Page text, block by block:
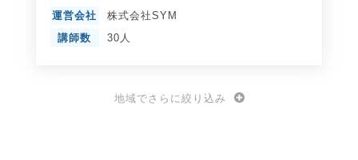
運営会社
株式会社SYM
講師数
30人
地域でさらに絞り込み